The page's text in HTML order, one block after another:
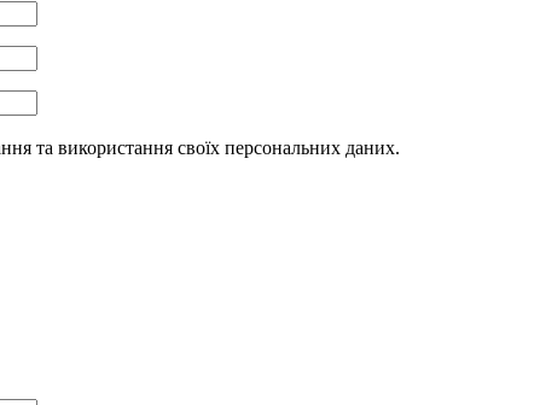
та використання своїх персональних даних.